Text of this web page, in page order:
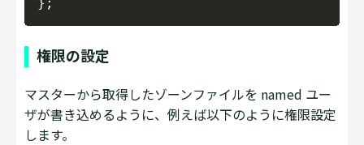
権限の設定
マスターから取得したゾーンファイルを named ユー
ザが書き込めるように、例えば以下のように権限設定
します。